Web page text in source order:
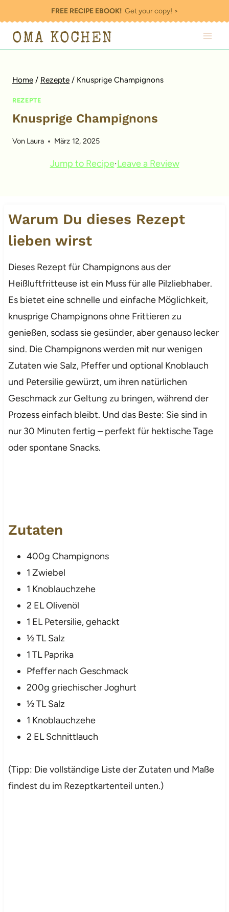
Inhalt
springen
FREE RECIPE EBOOK!Get your copy! >
OMA KOCHEN
Home / Rezepte / Knusprige Champignons
REZEPTE
Knusprige Champignons
Von Laura März 12, 2025
Jump to Recipe·Leave a Review
Warum Du dieses Rezept
lieben wirst
Dieses Rezept für Champignons aus der
Heißluftfritteuse ist ein Muss für alle Pilzliebhaber.
Es bietet eine schnelle und einfache Möglichkeit,
knusprige Champignons ohne Frittieren zu
genießen, sodass sie gesünder, aber genauso lecker
sind. Die Champignons werden mit nur wenigen
Zutaten wie Salz, Pfeffer und optional Knoblauch
und Petersilie gewürzt, um ihren natürlichen
Geschmack zur Geltung zu bringen, während der
Prozess einfach bleibt. Und das Beste: Sie sind in
nur 30 Minuten fertig – perfekt für hektische Tage
oder spontane Snacks.
Zutaten
400g Champignons
1 Zwiebel
1 Knoblauchzehe
2 EL Olivenöl
1 EL Petersilie, gehackt
½ TL Salz
1 TL Paprika
Pfeffer nach Geschmack
200g griechischer Joghurt
½ TL Salz
1 Knoblauchzehe
2 EL Schnittlauch
(Tipp: Die vollständige Liste der Zutaten und Maße
findest du im Rezeptkartenteil unten.)